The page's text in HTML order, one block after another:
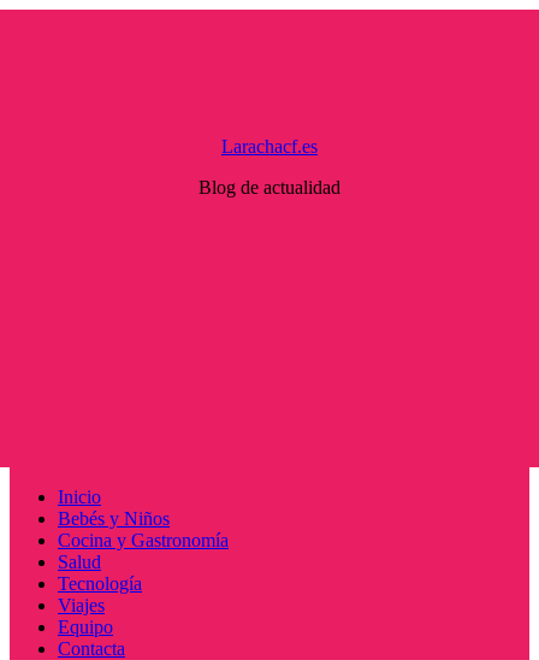
Larachacf.es
Blog de actualidad
Menú
principal
Inicio
Bebés y Niños
Cocina y Gastronomía
Salud
Tecnología
Viajes
Equipo
Contacta